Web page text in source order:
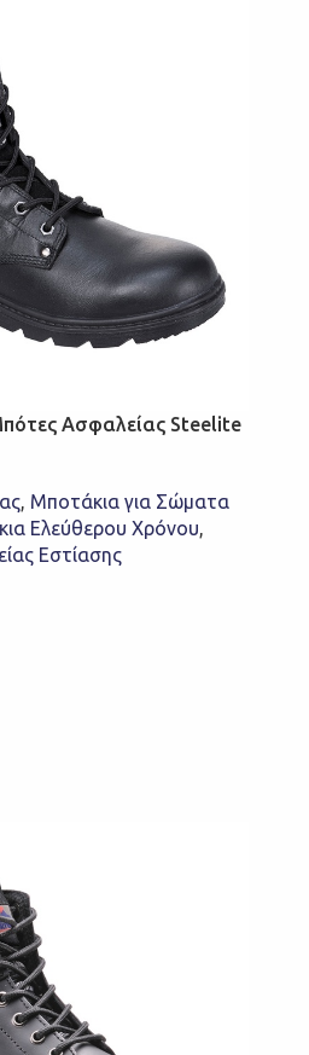
Ασφαλείας Steelite
, Μποτάκια για Σώματα
Ελεύθερου Χρόνου,
Εστίασης